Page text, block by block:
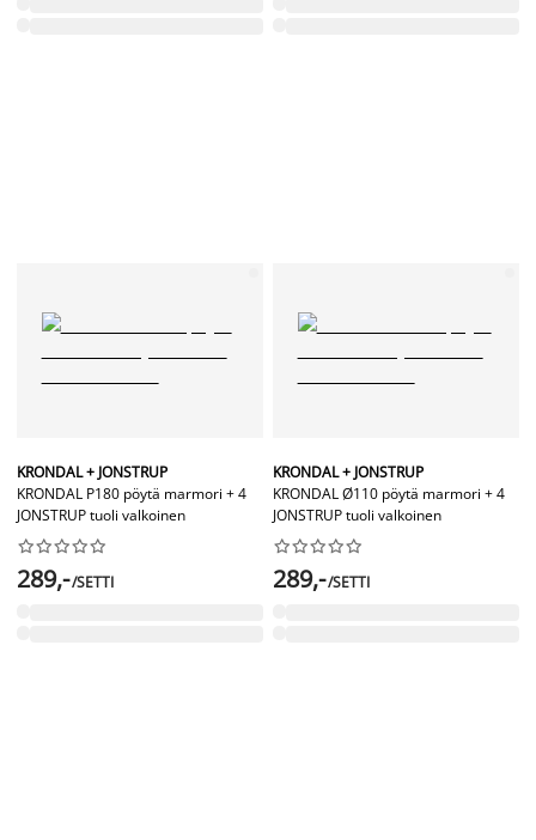
KRONDAL + JONSTRUP
KRONDAL P180 pöytä marmori + 4
JONSTRUP tuoli valkoinen






289,-/SETTI
KRONDAL + JONSTRUP
KRONDAL Ø110 pöytä marmori + 4
JONSTRUP tuoli valkoinen






289,-/SETTI